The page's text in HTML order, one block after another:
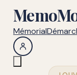
Mémorial